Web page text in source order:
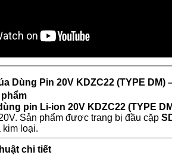
Dùng Pin 20V KDZC22 (TYPE
pin Li-ion 20V KDZC22 (TYPE
Sản phẩm được trang bị đầu cặp
kim loại.
chi tiết